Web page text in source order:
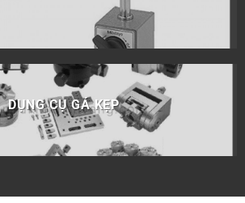
DỤNG CỤ GÁ KẸP